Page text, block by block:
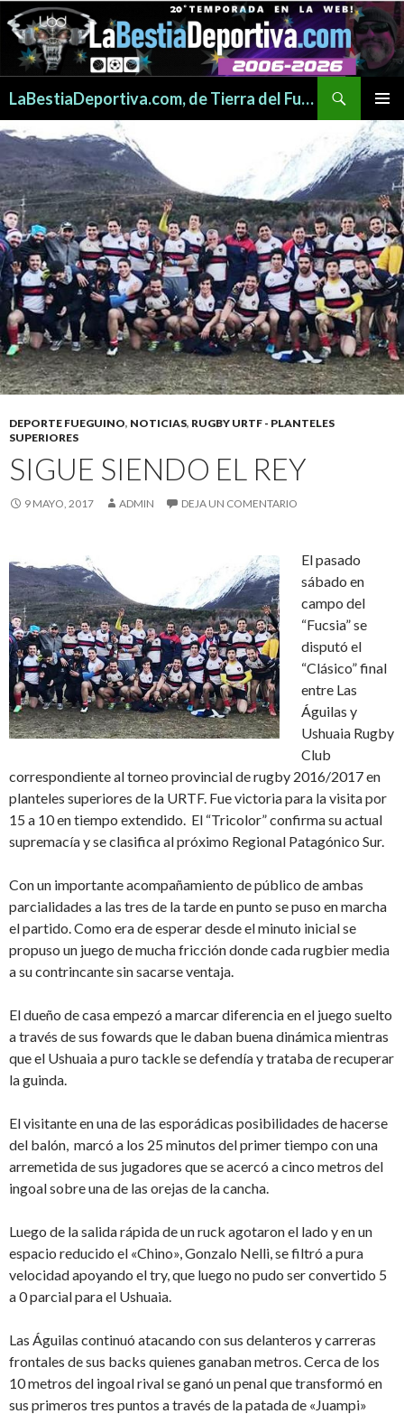
LaBestiaDeportiva.com, de Tierra del Fuego para todo el mundo
MENÚ
AL
CONTENIDO
DEPORTE FUEGUINO, NOTICIAS, RUGBY URTF - PLANTELES
SUPERIORES
SIGUE SIENDO EL REY
9 MAYO, 2017 ADMIN DEJA UN COMENTARIO
El pasado
sábado en
campo del
“Fucsia” se
disputó el
“Clásico” final
entre Las
Águilas y
Ushuaia Rugby
Club
correspondiente al torneo provincial de rugby 2016/2017 en
planteles superiores de la URTF. Fue victoria para la visita por
15 a 10 en tiempo extendido. El “Tricolor” confirma su actual
supremacía y se clasifica al próximo Regional Patagónico Sur.
Con un importante acompañamiento de público de ambas
parcialidades a las tres de la tarde en punto se puso en marcha
el partido. Como era de esperar desde el minuto inicial se
propuso un juego de mucha fricción donde cada rugbier media
a su contrincante sin sacarse ventaja.
El dueño de casa empezó a marcar diferencia en el juego suelto
a través de sus fowards que le daban buena dinámica mientras
que el Ushuaia a puro tackle se defendía y trataba de recuperar
la guinda.
El visitante en una de las esporádicas posibilidades de hacerse
del balón, marcó a los 25 minutos del primer tiempo con una
arremetida de sus jugadores que se acercó a cinco metros del
ingoal sobre una de las orejas de la cancha.
Luego de la salida rápida de un ruck agotaron el lado y en un
espacio reducido el «Chino», Gonzalo Nelli, se filtró a pura
velocidad apoyando el try, que luego no pudo ser convertido 5
a 0 parcial para el Ushuaia.
Las Águilas continuó atacando con sus delanteros y carreras
frontales de sus backs quienes ganaban metros. Cerca de los
10 metros del ingoal rival se ganó un penal que transformó en
sus primeros tres puntos a través de la patada de «Juampi»